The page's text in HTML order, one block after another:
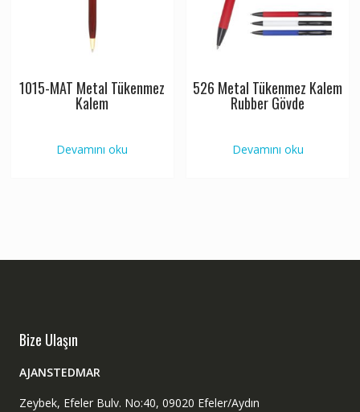
1015-MAT Metal Tükenmez
Kalem
Devamını oku
526 Metal Tükenmez Kalem
Rubber Gövde
Devamını oku
Bize Ulaşın
AJANSTEDMAR
Zeybek, Efeler Bulv. No:40, 09020 Efeler/Aydın